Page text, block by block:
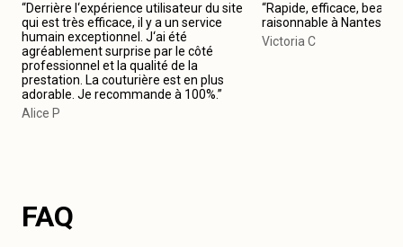
“Derrière l‘expérience utilisateur du site
qui est très efficace, il y a un service
humain exceptionnel. J‘ai été
agréablement surprise par le côté
professionnel et la qualité de la
prestation. La couturière est en plus
adorable. Je recommande à 100%.”
Alice P
“Rapide, efficace, beau
raisonnable à Nantes.
Victoria C
FAQ